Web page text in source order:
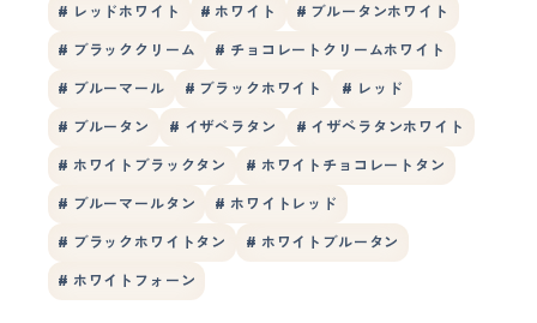
# レッドホワイト # ホワイト # ブルータンホワイト
# ブラッククリーム # チョコレートクリームホワイト
# ブルーマール # ブラックホワイト # レッド
# ブルータン # イザベラタン # イザベラタンホワイト
# ホワイトブラックタン # ホワイトチョコレートタン
# ブルーマールタン # ホワイトレッド
# ブラックホワイトタン # ホワイトブルータン
# ホワイトフォーン